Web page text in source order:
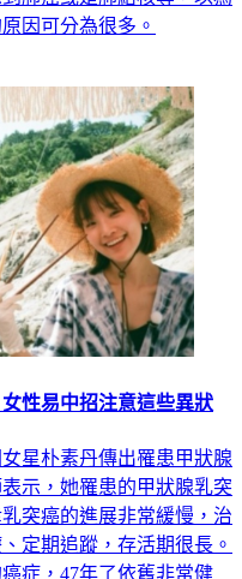
因可分為很多。
性易中招注意這些異狀
星朴素丹傳出罹患甲狀腺
示，她罹患的甲狀腺乳突
突癌的進展非常緩慢，治
定期追蹤，存活期很長。
症，47年了依舊非常健